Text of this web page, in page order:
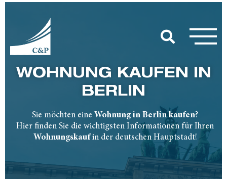
WOHNUNG KAUFEN IN
BERLIN
Sie möchten eine Wohnung in Berlin kaufen?
Hier finden Sie die wichtigsten Informationen für Ihren
Wohnungskaufin der deutschen Hauptstadt!